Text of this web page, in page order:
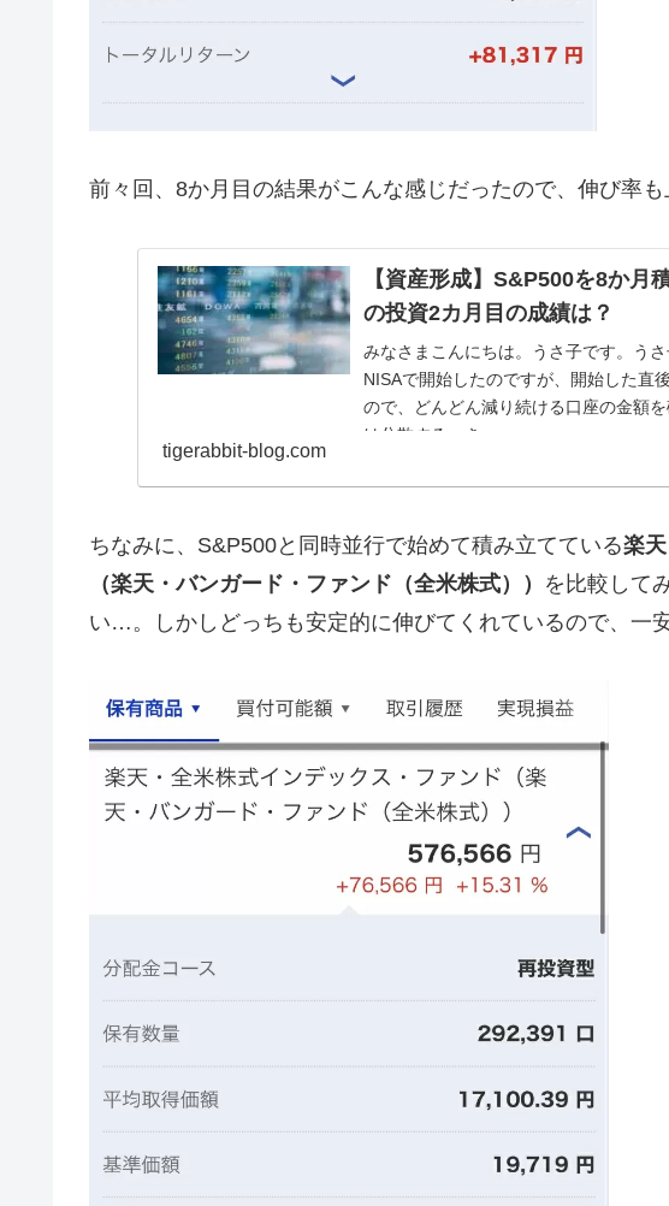
前々回、8か月目の結果がこんな感じだったので、伸び率
【資産形成】S&P500を8か月
の投資2カ月目の成績は？
みなさまこんにちは。うさ子です。う
NISAで開始したのですが、開始した直
ので、どんどん減り続ける口座の金額
は分散するべき...
tigerabbit-blog.com
ちなみに、S&P500と同時並行で始めて積み立てている楽
（楽天・バンガード・ファンド（全米株式）） を比較して
い…。しかしどっちも安定的に伸びてくれているので、一安